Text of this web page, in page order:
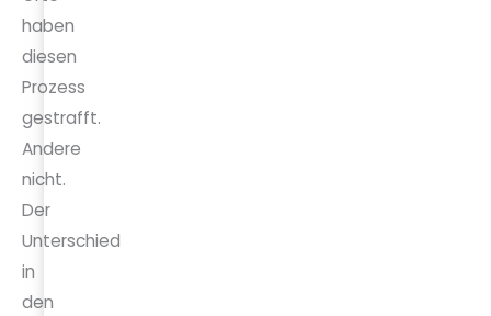
haben
diesen
Prozess
gestrafft.
Andere
nicht.
Der
Unterschied
in
den